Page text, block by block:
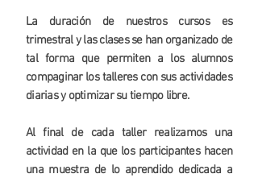
La duración de nuestros cursos es
trimestral y las clases se han organizado de
tal forma que permiten a los alumnos
compaginar los talleres con sus actividades
diarias y optimizar su tiempo libre.
Al final de cada taller realizamos una
actividad en la que los participantes hacen
una muestra de lo aprendido dedicada a